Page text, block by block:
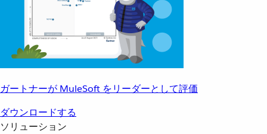
ガートナーが MuleSoft をリーダーとして評価
ダウンロードする
ソリューション